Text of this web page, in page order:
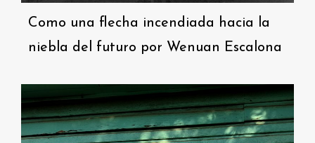
Como una flecha incendiada hacia la
niebla del futuro por Wenuan Escalona